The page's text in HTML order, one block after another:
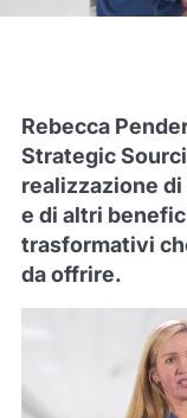
Rebecca
Strategic
realizzazione
e di altri
trasformativi
da offrire.